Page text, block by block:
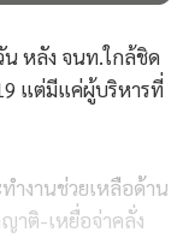
น หลัง จนท.ใกล้ชิด
แต่มีแค่ผู้บริหารที่
ำงานช่วยเหลือด้าน
าติ-เหยื่อจ่าคลั่ง